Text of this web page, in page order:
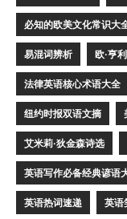
必知的欧美文化常识大
易混词辨析 欧·亨
法律英语核心术语大全
纽约时报双语文摘
艾米莉·狄金森诗选
英语写作必备经典谚语
英语热词速递 英语